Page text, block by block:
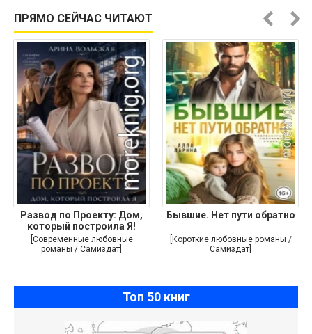
ПРЯМО СЕЙЧАС ЧИТАЮТ
Развод по Проекту: Дом,
который построила Я!
[Современные любовные
романы / Самиздат]
Бывшие. Нет пути обратно
[Короткие любовные романы /
Самиздат]
Топ 50 книг